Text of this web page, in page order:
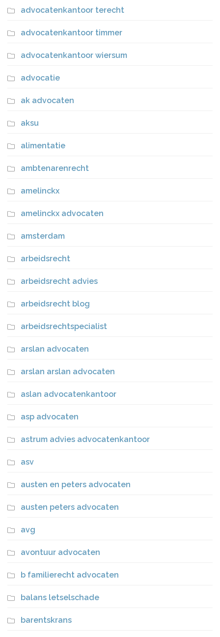
advocatenkantoor terecht
advocatenkantoor timmer
advocatenkantoor wiersum
advocatie
ak advocaten
aksu
alimentatie
ambtenarenrecht
amelinckx
amelinckx advocaten
amsterdam
arbeidsrecht
arbeidsrecht advies
arbeidsrecht blog
arbeidsrechtspecialist
arslan advocaten
arslan arslan advocaten
aslan advocatenkantoor
asp advocaten
astrum advies advocatenkantoor
asv
austen en peters advocaten
austen peters advocaten
avg
avontuur advocaten
b familierecht advocaten
balans letselschade
barentskrans